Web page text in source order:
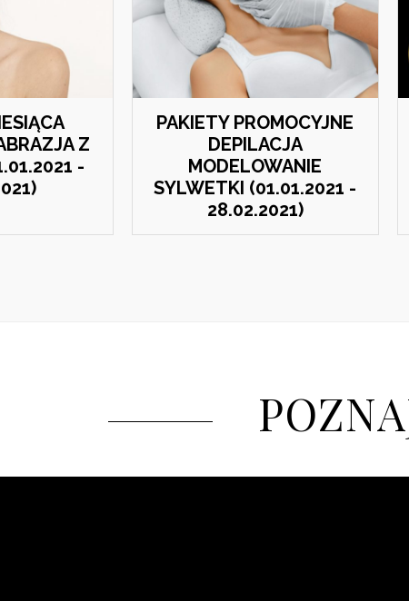
Z
-
PAKIETY PROMOCYJNE
DEPILACJA
MODELOWANIE
SYLWETKI (01.01.2021 -
28.02.2021)